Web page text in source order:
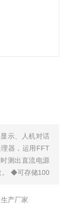
示、人机对话
器，运用FFT
测出直流电源
。 ◆可存储100
屏幕上直观显
生产厂家